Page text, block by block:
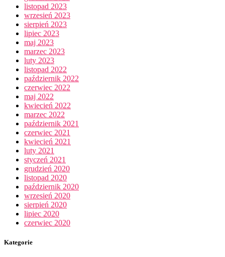
listopad 2023
wrzesień 2023
sierpień 2023
lipiec 2023
maj 2023
marzec 2023
luty 2023
listopad 2022
październik 2022
czerwiec 2022
maj 2022
kwiecień 2022
marzec 2022
październik 2021
czerwiec 2021
kwiecień 2021
luty 2021
styczeń 2021
grudzień 2020
listopad 2020
październik 2020
wrzesień 2020
sierpień 2020
lipiec 2020
czerwiec 2020
Kategorie